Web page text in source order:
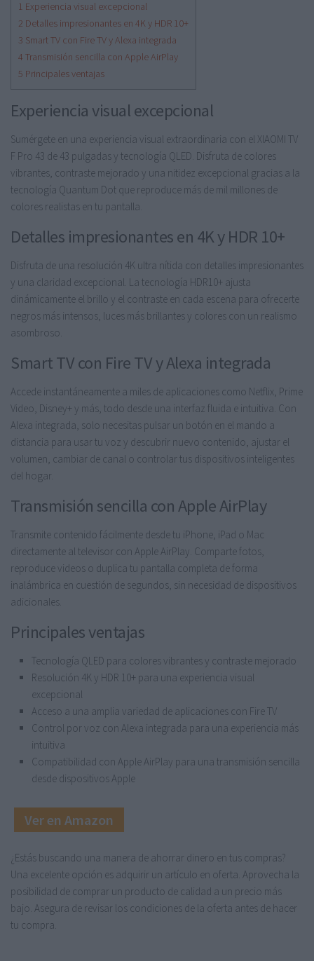
1 Experiencia visual excepcional
2 Detalles impresionantes en 4K y HDR 10+
3 Smart TV con Fire TV y Alexa integrada
4 Transmisión sencilla con Apple AirPlay
5 Principales ventajas
Experiencia visual excepcional
Sumérgete en una experiencia visual extraordinaria con el XIAOMI TV
F Pro 43 de 43 pulgadas y tecnología QLED. Disfruta de colores
vibrantes, contraste mejorado y una nitidez excepcional gracias a la
tecnología Quantum Dot que reproduce más de mil millones de
colores realistas en tu pantalla.
Detalles impresionantes en 4K y HDR 10+
Disfruta de una resolución 4K ultra nítida con detalles impresionantes
y una claridad excepcional. La tecnología HDR10+ ajusta
dinámicamente el brillo y el contraste en cada escena para ofrecerte
negros más intensos, luces más brillantes y colores con un realismo
asombroso.
Smart TV con Fire TV y Alexa integrada
Accede instantáneamente a miles de aplicaciones como Netflix, Prime
Video, Disney+ y más, todo desde una interfaz fluida e intuitiva. Con
Alexa integrada, solo necesitas pulsar un botón en el mando a
distancia para usar tu voz y descubrir nuevo contenido, ajustar el
volumen, cambiar de canal o controlar tus dispositivos inteligentes
del hogar.
Transmisión sencilla con Apple AirPlay
Transmite contenido fácilmente desde tu iPhone, iPad o Mac
directamente al televisor con Apple AirPlay. Comparte fotos,
reproduce videos o duplica tu pantalla completa de forma
inalámbrica en cuestión de segundos, sin necesidad de dispositivos
adicionales.
Principales ventajas
Tecnología QLED para colores vibrantes y contraste mejorado
Resolución 4K y HDR 10+ para una experiencia visual
excepcional
Acceso a una amplia variedad de aplicaciones con Fire TV
Control por voz con Alexa integrada para una experiencia más
intuitiva
Compatibilidad con Apple AirPlay para una transmisión sencilla
desde dispositivos Apple
Ver en Amazon
¿Estás buscando una manera de ahorrar dinero en tus compras?
Una excelente opción es adquirir un artículo en oferta. Aprovecha la
posibilidad de comprar un producto de calidad a un precio más
bajo. Asegura de revisar los condiciones de la oferta antes de hacer
tu compra.